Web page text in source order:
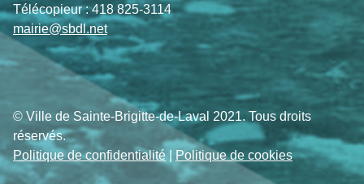
Télécopieur : 418 825-3114
mairie@sbdl.net
© Ville de Sainte-Brigitte-de-Laval 2021. Tous droits
réservés.
Politique de confidentialité
Politique de cookies